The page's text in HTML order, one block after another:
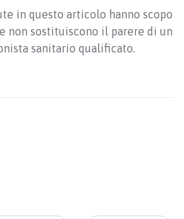
in questo articolo hanno scopo
non sostituiscono il parere di un
sanitario qualificato.